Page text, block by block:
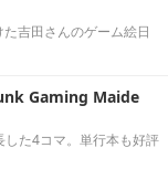
吉田さんのゲーム絵日
Gaming Maide
た4コマ。単行本も好評